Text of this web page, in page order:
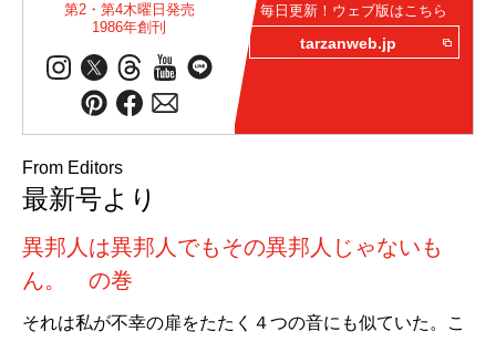
第2・第4木曜日発売
1986年創刊
毎日更新！ウェブ版はこちら
tarzanweb.jp
From Editors
最新号より
異邦人は異邦人でもその異邦人じゃないも
ん。 の巻
それは私が不幸の扉をたたく４つの音にも似ていた。こ